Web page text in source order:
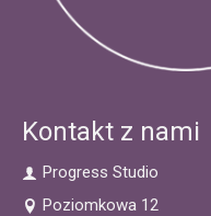
Kontakt z nami
Progress Studio
Poziomkowa 12